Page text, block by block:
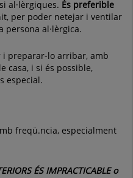
al·lèrgiques. És preferible
per poder netejar i ventilar
persona al·lèrgica.
preparar-lo arribar, amb
casa, i si és possible,
especial.
freqü.ncia, especialment
ÉS IMPRACTICABLE o